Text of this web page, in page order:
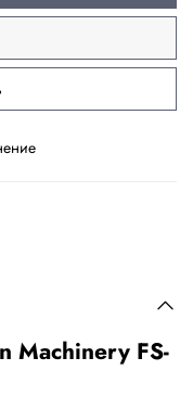
Machinery FS-